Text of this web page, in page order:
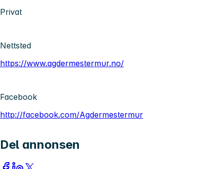
Privat
Nettsted
https://www.agdermestermur.no/
Facebook
http://facebook.com/Agdermestermur
Del annonsen